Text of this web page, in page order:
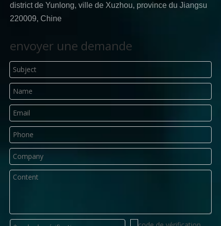
district de Yunlong, ville de Xuzhou, province du Jiangsu
220009, Chine
envoyer une demande